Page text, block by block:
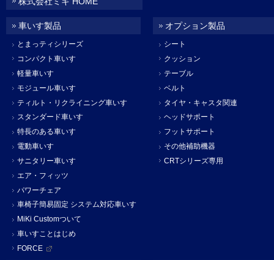
車いす製品
とまっティシリーズ
コンパクト車いす
軽量車いす
モジュール車いす
ティルト・リクライニング車いす
スタンダード車いす
特長のある車いす
電動車いす
サニタリー車いす
エア・フィッツ
パワーチェア
車椅子簡易固定 システム対応車いす
MiKi Customついて
車いすことはじめ
FORCE
オプション製品
シート
クッション
テーブル
ベルト
タイヤ・キャスタ関連
ヘッドサポート
フットサポート
その他補助機器
CRTシリーズ専用